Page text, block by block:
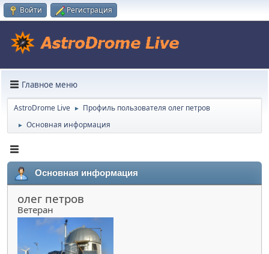
Войти Регистрация
Главное меню
AstroDrome Live ► Профиль пользователя олег петров
► Основная информация
Основная информация
олег петров
Ветеран